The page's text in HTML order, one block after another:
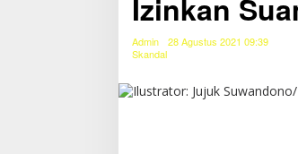
n
g
g
S
Izinkan
Admin
28 Agustus 2021 09:39
Skandal